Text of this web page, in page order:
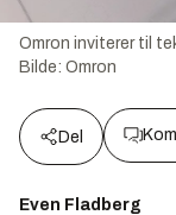
Omron inviterer til
Bilde: Omron
Del
Even Fladberg